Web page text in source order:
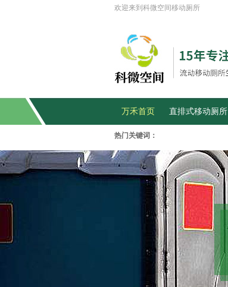
欢迎来到科微空间移动厕所
万禾首页 直排式移动厕所
热门关键词：